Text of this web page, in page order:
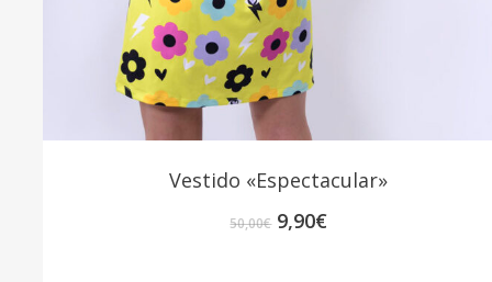
Vestido «Espectacular»
50,00€ El
9,90€El